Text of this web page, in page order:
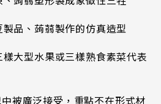
品、蒟蒻製作的仿真造型
大型水果或三樣熟食素菜代表
被廣泛接受，重點不在形式材